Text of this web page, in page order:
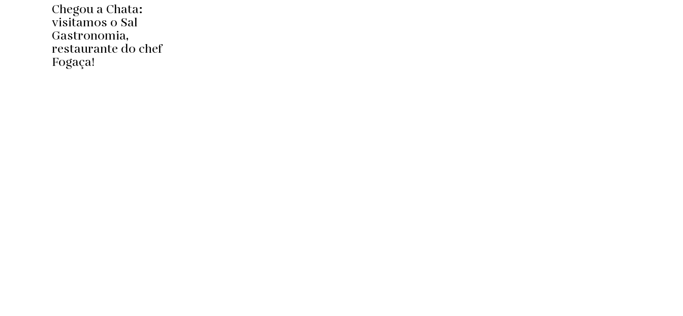
Chegou a Chata:
visitamos o Sal
Gastronomia,
restaurante do chef
Fogaça!